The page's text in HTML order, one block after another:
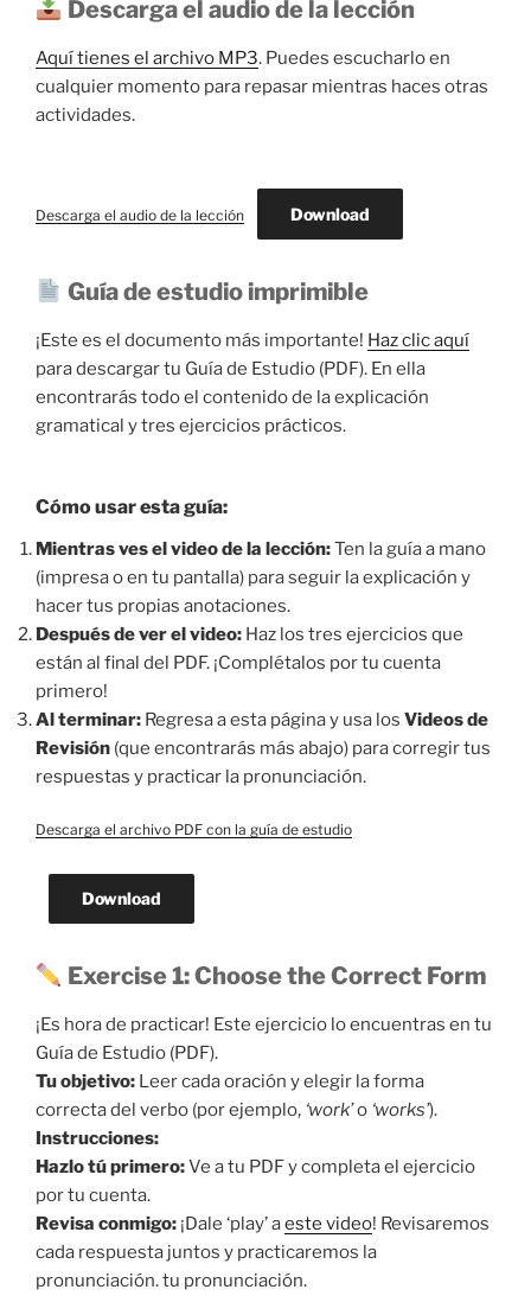
Descarga el audio de la lección
Aquí tienes el archivo MP3. Puedes escucharlo en
cualquier momento para repasar mientras haces otras
actividades.
Descarga el audio de la lección Download
Guía de estudio imprimible
¡Este es el documento más importante! Haz clic aquí
para descargar tu Guía de Estudio (PDF). En ella
encontrarás todo el contenido de la explicación
gramatical y tres ejercicios prácticos.
Cómo usar esta guía:
Mientras ves el video de la lección:Ten la guía a mano
(impresa o en tu pantalla) para seguir la explicación y
hacer tus propias anotaciones.
Después de ver el video: Haz los tres ejercicios que
están al final del PDF. ¡Complétalos por tu cuenta
primero!
Al terminar: Regresa a esta página y usa los Videos de
Revisión (que encontrarás más abajo) para corregir tus
respuestas y practicar la pronunciación.
Descarga el archivo PDF con la guía de estudio
Download
Exercise 1: Choose the Correct Form
¡Es hora de practicar! Este ejercicio lo encuentras en tu
Guía de Estudio (PDF).
Tu objetivo: Leer cada oración y elegir la forma
correcta del verbo (por ejemplo, ‘work’o ‘works’).
Instrucciones:
Hazlo tú primero:Ve a tu PDF y completa el ejercicio
por tu cuenta.
Revisa conmigo: ¡Dale ‘play’ aeste video! Revisaremos
cada respuesta juntos y practicaremos la
pronunciación. tu pronunciación.